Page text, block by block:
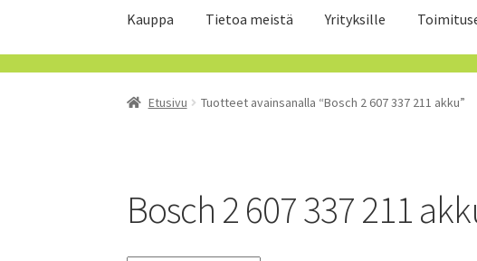
Kauppa Tietoa meistä Yrityksille
Etusivu Tuotteet avainsanalla “Bosch 2 607 337 211 akku”
Bosch 2 607 337 211